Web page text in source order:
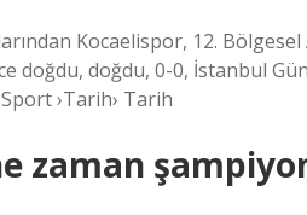
Kocaelispor, 12.
doğdu, doğdu, 0-0, İstanbul
›Tarih› Tarih
zaman